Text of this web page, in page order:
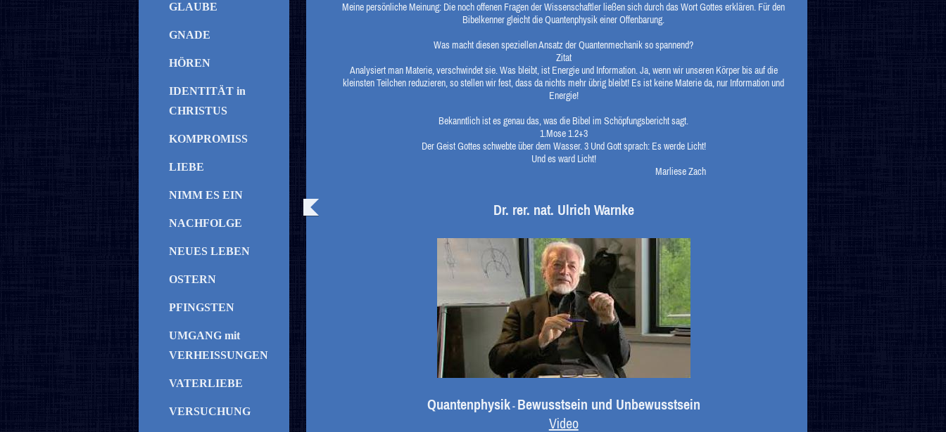
Meine persönliche Meinung: Die noch offenen Fragen der Wissenschaftler ließen sich durch das Wort Gottes erklären. Für den
Bibelkenner gleicht die Quantenphysik einer Offenbarung.
Was macht diesen speziellen Ansatz der Quantenmechanik so spannend?
Zitat
Analysiert man Materie, verschwindet sie. Was bleibt, ist Energie und Information. Ja, wenn wir unseren Körper bis auf die
kleinsten Teilchen reduzieren, so stellen wir fest, dass da nichts mehr übrig bleibt! Es ist keine Materie da, nur Information und
Energie!
Bekanntlich ist es genau das, was die Bibel im Schöpfungsbericht sagt.
1.Mose 1.2+3
Der Geist Gottes schwebte über dem Wasser. 3 Und Gott sprach: Es werde Licht!
Und es ward Licht!
Marliese Zach
Dr. rer. nat. Ulrich Warnke
Quantenphysik- Bewusstsein und Unbewusstsein
Video
GLAUBE
GNADE
HÖREN
IDENTITÄT in
CHRISTUS
KOMPROMISS
LIEBE
NIMM ES EIN
NACHFOLGE
NEUES LEBEN
OSTERN
PFINGSTEN
UMGANG mit
VERHEISSUNGEN
VATERLIEBE
VERSUCHUNG